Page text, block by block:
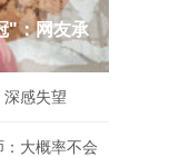
"：网友承
感失望
大概率不会